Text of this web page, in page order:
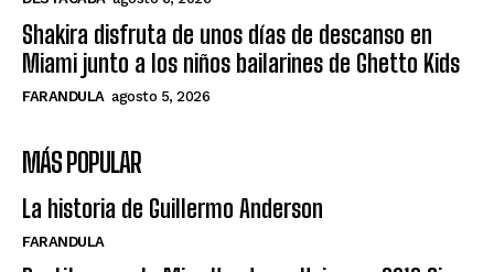
Shakira disfruta de unos días de descanso en
Miami junto a los niños bailarines de Ghetto Kids
FARANDULA agosto 5, 2026
MÁS POPULAR
La historia de Guillermo Anderson
FARANDULA